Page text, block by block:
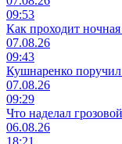
09:53
Как проходит
07.08.26
09:43
Кушнаренко
07.08.26
09:29
Что наделал
06.08.26
18:21